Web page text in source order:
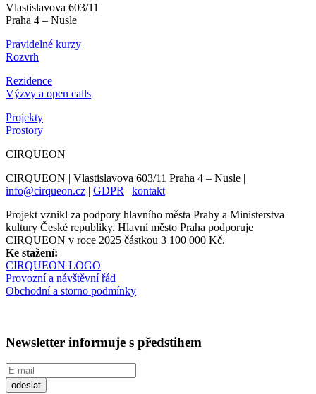
Vlastislavova 603/11
Praha 4 – Nusle
Pravidelné kurzy
Rozvrh
Rezidence
Výzvy a open calls
Projekty
Prostory
CIRQUEON
CIRQUEON | Vlastislavova 603/11 Praha 4 – Nusle |
info@cirqueon.cz | GDPR | kontakt
Projekt vznikl za podpory hlavního města Prahy a Ministerstva
kultury České republiky. Hlavní město Praha podporuje
CIRQUEON v roce 2025 částkou 3 100 000 Kč.
Ke stažení:
CIRQUEON LOGO
Provozní a návštěvní řád
Obchodní a storno podmínky
Newsletter informuje s předstihem